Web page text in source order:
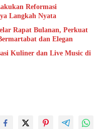
Reformasi
Langkah Nyata
Rapat Bulanan, Perkuat
dan Elegan
Kuliner dan Live Music di